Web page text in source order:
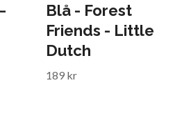
Blå - Forest
Friends - Little
Dutch
189 kr